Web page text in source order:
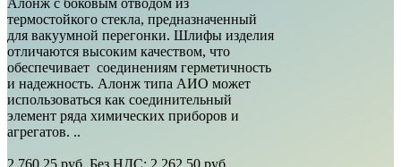
термостойкого стекла, предназначенный
для вакуумной перегонки. Шлифы изделия
отличаются высоким качеством, что
обеспечивает соединениям герметичность
и надежность. Алонж типа АИО может
использоваться как соединительный
элемент ряда химических приборов и
агрегатов. ..
2 760.25 руб. Без НДС: 2 262.50 руб.